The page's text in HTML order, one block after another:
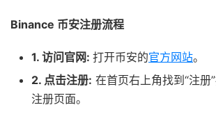
Binance 币安注册流程
1. 访问官网: 打开币安的官方网站。
2. 点击注册: 在首页右上角找到“注册
注册页面。